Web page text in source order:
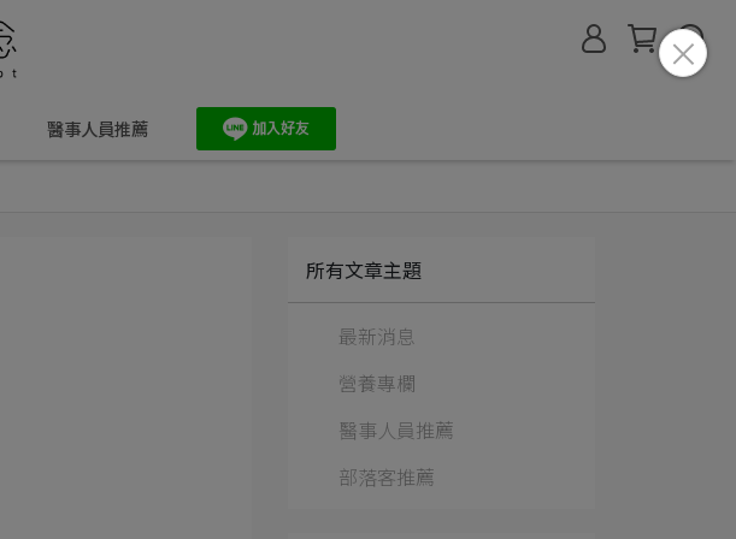
醫事人員推薦
所有文章主題
最新消息
營養專欄
醫事人員推薦
部落客推薦